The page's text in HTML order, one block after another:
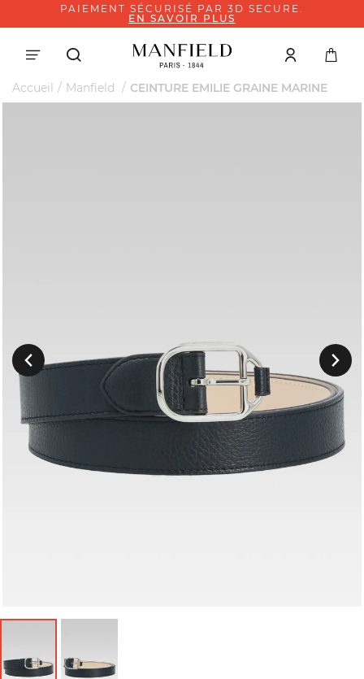
PAIEMENT SÉCURISÉ PAR 3D SECURE.
EN SAVOIR PLUS
Accueil Manfield CEINTURE EMILIE GRAINE MARINE
Précedent Suivant